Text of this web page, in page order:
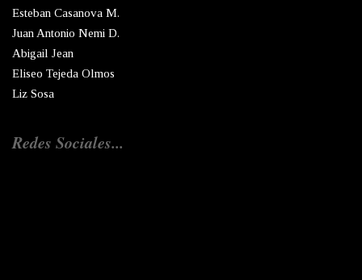
Esteban Casanova M.
Juan Antonio Nemi D.
Abigail Jean
Eliseo Tejeda Olmos
Liz Sosa
Redes Sociales...